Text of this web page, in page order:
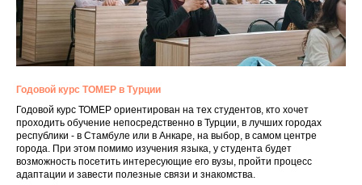
Годовой курс ТОМЕР в Турции
Годовой курс ТОМЕР ориентирован на тех студентов, кто хочет
проходить обучение непосредственно в Турции, в лучших городах
республики - в Стамбуле или в Анкаре, на выбор, в самом центре
города. При этом помимо изучения языка, у студента будет
возможность посетить интересующие его вузы, пройти процесс
адаптации и завести полезные связи и знакомства.